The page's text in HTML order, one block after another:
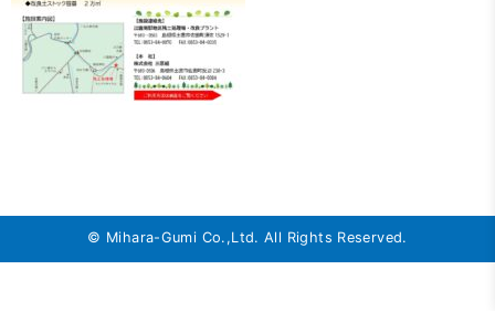
© Mihara-Gumi Co.,Ltd. All Rights Reserved.